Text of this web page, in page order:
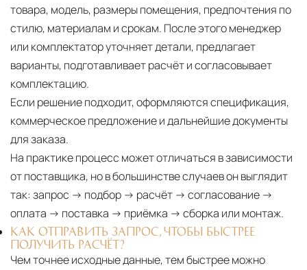
товара, модель, размеры помещения, предпочтения по
стилю, материалам и срокам. После этого менеджер
или комплектатор уточняет детали, предлагает
варианты, подготавливает расчёт и согласовывает
комплектацию.
Если решение подходит, оформляются спецификация,
коммерческое предложение и дальнейшие документы
для заказа.
На практике процесс может отличаться в зависимости
от поставщика, но в большинстве случаев он выглядит
так: запрос → подбор → расчёт → согласование →
оплата → поставка → приёмка → сборка или монтаж.
КАК ОТПРАВИТЬ ЗАПРОС, ЧТОБЫ БЫСТРЕЕ
ПОЛУЧИТЬ РАСЧЁТ?
Чем точнее исходные данные, тем быстрее можно